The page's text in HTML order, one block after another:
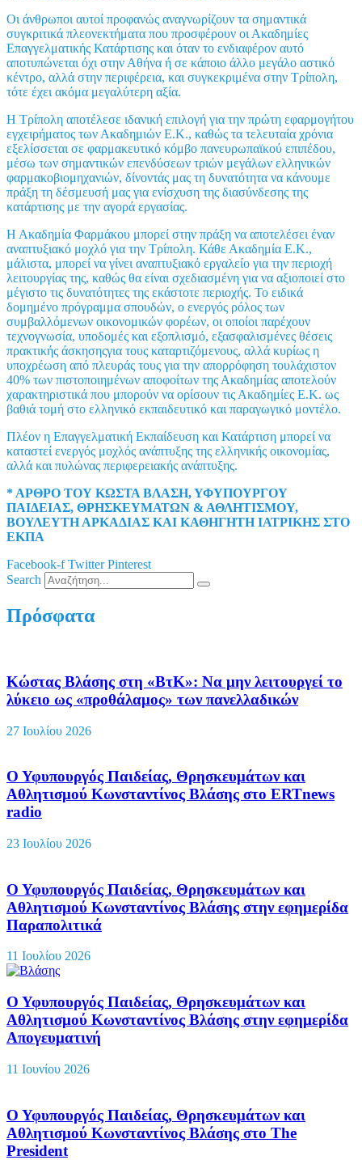
Οι άνθρωποι αυτοί προφανώς αναγνωρίζουν τα σημαντικά
συγκριτικά πλεονεκτήματα που προσφέρουν οι Ακαδημίες
Επαγγελματικής Κατάρτισης και όταν το ενδιαφέρον αυτό
αποτυπώνεται όχι στην Αθήνα ή σε κάποιο άλλο μεγάλο αστικό
κέντρο, αλλά στην περιφέρεια, και συγκεκριμένα στην Τρίπολη,
τότε έχει ακόμα μεγαλύτερη αξία.
Η Τρίπολη αποτέλεσε ιδανική επιλογή για την πρώτη εφαρμογήτου
εγχειρήματος των Ακαδημιών Ε.Κ., καθώς τα τελευταία χρόνια
εξελίσσεται σε φαρμακευτικό κόμβο πανευρωπαϊκού επιπέδου,
μέσω των σημαντικών επενδύσεων τριών μεγάλων ελληνικών
φαρμακοβιομηχανιών, δίνοντάς μας τη δυνατότητα να κάνουμε
πράξη τη δέσμευσή μας για ενίσχυση της διασύνδεσης της
κατάρτισης με την αγορά εργασίας.
Η Ακαδημία Φαρμάκου μπορεί στην πράξη να αποτελέσει έναν
αναπτυξιακό μοχλό για την Τρίπολη. Κάθε Ακαδημία Ε.Κ.,
μάλιστα, μπορεί να γίνει αναπτυξιακό εργαλείο για την περιοχή
λειτουργίας της, καθώς θα είναι σχεδιασμένη για να αξιοποιεί στο
μέγιστο τις δυνατότητες της εκάστοτε περιοχής. Το ειδικά
δομημένο πρόγραμμα σπουδών, ο ενεργός ρόλος των
συμβαλλόμενων οικονομικών φορέων, οι οποίοι παρέχουν
τεχνογνωσία, υποδομές και εξοπλισμό, εξασφαλισμένες θέσεις
πρακτικής άσκησηςγια τους καταρτιζόμενους, αλλά κυρίως η
υποχρέωση από πλευράς τους για την απορρόφηση τουλάχιστον
40% των πιστοποιημένων αποφοίτων της Ακαδημίας αποτελούν
χαρακτηριστικά που μπορούν να ορίσουν τις Ακαδημίες Ε.Κ. ως
βαθιά τομή στο ελληνικό εκπαιδευτικό και παραγωγικό μοντέλο.
Πλέον η Επαγγελματική Εκπαίδευση και Κατάρτιση μπορεί να
καταστεί ενεργός μοχλός ανάπτυξης της ελληνικής οικονομίας,
αλλά και πυλώνας περιφερειακής ανάπτυξης.
* ΑΡΘΡΟ ΤΟΥ ΚΩΣΤΑ ΒΛΑΣΗ, ΥΦΥΠΟΥΡΓΟΥ
ΠΑΙΔΕΙΑΣ, ΘΡΗΣΚΕΥΜΑΤΩΝ & ΑΘΛΗΤΙΣΜΟΥ,
ΒΟΥΛΕΥΤΗ ΑΡΚΑΔΙΑΣ ΚΑΙ ΚΑΘΗΓΗΤΗ ΙΑΤΡΙΚΗΣ ΣΤΟ
ΕΚΠΑ
Facebook-f Twitter Pinterest
Search
Πρόσφατα
Κώστας Βλάσης στη «ΒτΚ»: Να μην λειτουργεί το
λύκειο ως «προθάλαμος» των πανελλαδικών
27 Ιουλίου 2026
Ο Υφυπουργός Παιδείας, Θρησκευμάτων και
Αθλητισμού Κωνσταντίνος Βλάσης στο ERTnews
radio
23 Ιουλίου 2026
Ο Υφυπουργός Παιδείας, Θρησκευμάτων και
Αθλητισμού Κωνσταντίνος Βλάσης στην εφημερίδα
Παραπολιτικά
11 Ιουλίου 2026
Ο Υφυπουργός Παιδείας, Θρησκευμάτων και
Αθλητισμού Κωνσταντίνος Βλάσης στην εφημερίδα
Απογευματινή
11 Ιουνίου 2026
Ο Υφυπουργός Παιδείας, Θρησκευμάτων και
Αθλητισμού Κωνσταντίνος Βλάσης στο The
President